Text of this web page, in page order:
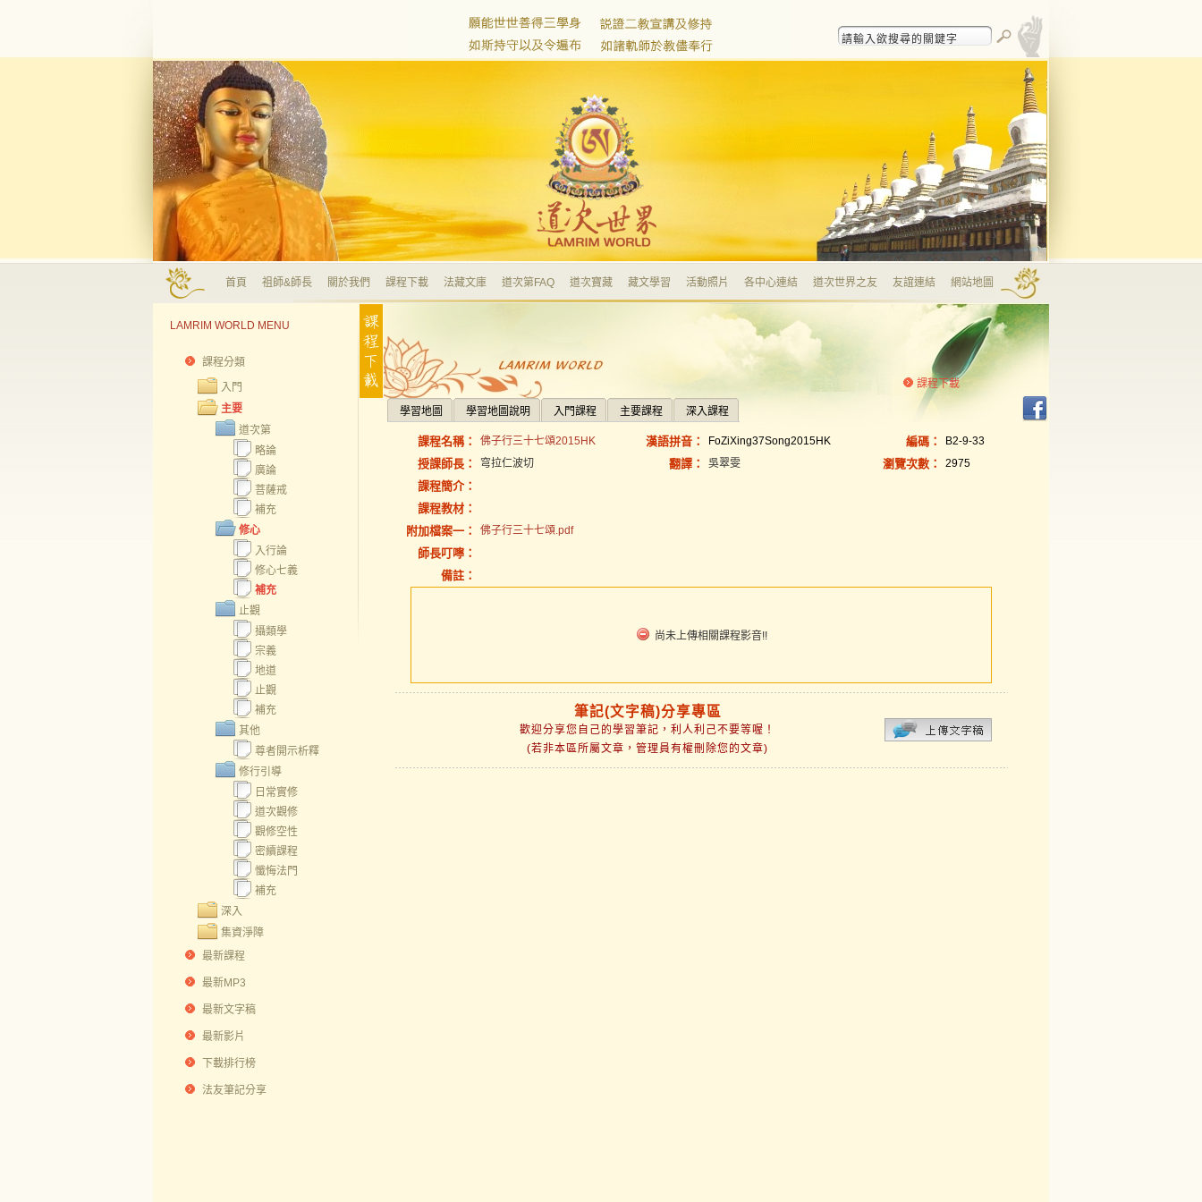
首頁 祖師&師長 關於我們 課程下載 法藏文庫 道次第FAQ 道次寶藏 藏文學習 活動照片 各中心連結 道次世界之友 友誼連結 網站地圖
LAMRIM WORLD MENU
課程分類
入門
主要
道次第
略論
廣論
菩薩戒
補充
修心
入行論
修心七義
補充
止觀
攝類學
宗義
地道
止觀
補充
其他
尊者開示析釋
修行引導
日常實修
道次觀修
觀修空性
密續課程
懺悔法門
補充
深入
集資淨障
最新課程
最新MP3
最新文字稿
最新影片
下載排行榜
法友筆記分享
學習地圖 學習地圖說明 入門課程 主要課程 深入課程
課程下載
課程名稱： 佛子行三十七頌2015HK 漢語拼音： FoZiXing37Song2015HK 編碼： B2-9-33
授課師長： 穹拉仁波切 翻譯： 吳翠雯 瀏覽次數： 2975
課程簡介：
課程教材：
附加檔案一：
佛子行三十七頌.pdf
師長叮嚀：
備註：
尚未上傳相關課程影音!!
筆記(文字稿)分享專區
歡迎分享您自己的學習筆記，利人利己不要等喔！
(若非本區所屬文章，管理員有權刪除您的文章)